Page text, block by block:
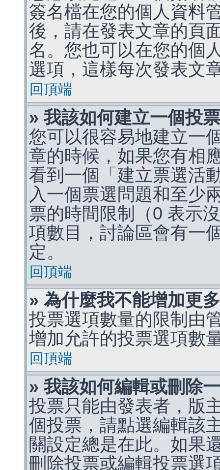
簽名檔在您的個人資料
後，請在發表文章的頁
名。您也可以在您的個
選項，這樣每次發表文
回頂端
» 我該如何建立一個投
您可以很容易地建立一
章的時候，如果您有相
看到一個「建立票選活
入一個票選問題和至少
票的時間限制（0 表示
項數目，討論區會有一
定。
回頂端
» 為什麼我不能增加更
投票選項數量的限制由
增加允許的投票選項數
回頂端
» 我該如何編輯或刪除
投票只能由發表者，版
個投票，請點選編輯該
關設定總是在此。如果
刪除投票或編輯投票選